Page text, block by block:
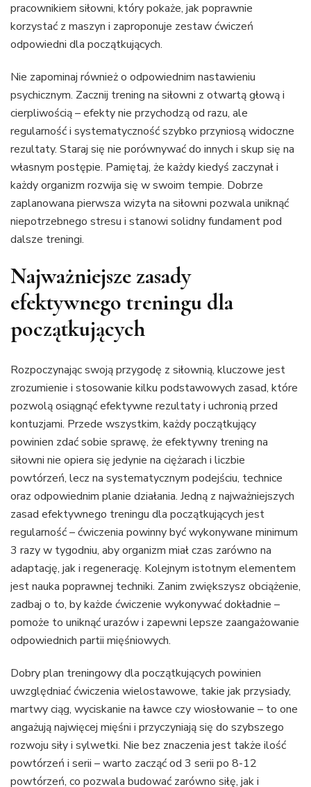
pracownikiem siłowni, który pokaże, jak poprawnie
korzystać z maszyn i zaproponuje zestaw ćwiczeń
odpowiedni dla początkujących.
Nie zapominaj również o odpowiednim nastawieniu
psychicznym. Zacznij trening na siłowni z otwartą głową i
cierpliwością – efekty nie przychodzą od razu, ale
regularność i systematyczność szybko przyniosą widoczne
rezultaty. Staraj się nie porównywać do innych i skup się na
własnym postępie. Pamiętaj, że każdy kiedyś zaczynał i
każdy organizm rozwija się w swoim tempie. Dobrze
zaplanowana pierwsza wizyta na siłowni pozwala uniknąć
niepotrzebnego stresu i stanowi solidny fundament pod
dalsze treningi.
Najważniejsze zasady
efektywnego treningu dla
początkujących
Rozpoczynając swoją przygodę z siłownią, kluczowe jest
zrozumienie i stosowanie kilku podstawowych zasad, które
pozwolą osiągnąć efektywne rezultaty i uchronią przed
kontuzjami. Przede wszystkim, każdy początkujący
powinien zdać sobie sprawę, że efektywny trening na
siłowni nie opiera się jedynie na ciężarach i liczbie
powtórzeń, lecz na systematycznym podejściu, technice
oraz odpowiednim planie działania. Jedną z najważniejszych
zasad efektywnego treningu dla początkujących jest
regularność – ćwiczenia powinny być wykonywane minimum
3 razy w tygodniu, aby organizm miał czas zarówno na
adaptację, jak i regenerację. Kolejnym istotnym elementem
jest nauka poprawnej techniki. Zanim zwiększysz obciążenie,
zadbaj o to, by każde ćwiczenie wykonywać dokładnie –
pomoże to uniknąć urazów i zapewni lepsze zaangażowanie
odpowiednich partii mięśniowych.
Dobry plan treningowy dla początkujących powinien
uwzględniać ćwiczenia wielostawowe, takie jak przysiady,
martwy ciąg, wyciskanie na ławce czy wiosłowanie – to one
angażują najwięcej mięśni i przyczyniają się do szybszego
rozwoju siły i sylwetki. Nie bez znaczenia jest także ilość
powtórzeń i serii – warto zacząć od 3 serii po 8-12
powtórzeń, co pozwala budować zarówno siłę, jak i